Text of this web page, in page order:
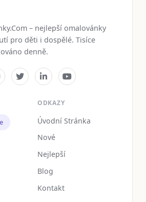
– nejlepší omalovánky
pro děti i dospělé. Tisíce
denně.
ODKAZY
Úvodní Stránka
Nové
Nejlepší
Blog
Kontakt